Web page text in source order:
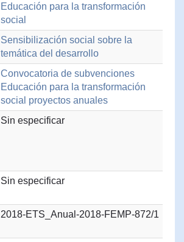
Educación para la transformación
social
Sensibilización social sobre la
temática del desarrollo
Convocatoria de subvenciones
Educación para la transformación
social proyectos anuales
Sin especificar
Sin especificar
2018-ETS_Anual-2018-FEMP-872/1